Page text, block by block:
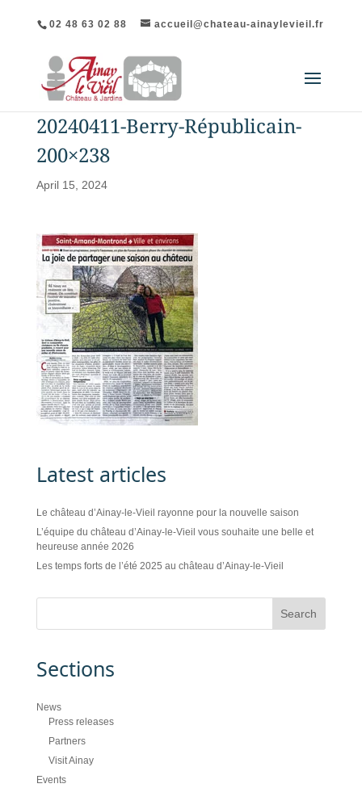
02 48 63 02 88 accueil@chateau-ainaylevieil.fr
20240411-Berry-Républicain-
200×238
April 15, 2024
Latest articles
Le château d’Ainay-le-Vieil rayonne pour la nouvelle saison
L’équipe du château d’Ainay-le-Vieil vous souhaite une belle et
heureuse année 2026
Les temps forts de l’été 2025 au château d’Ainay-le-Vieil
Sections
News
Press releases
Partners
Visit Ainay
Events